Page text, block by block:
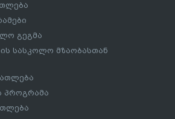
გეგმა
სასკოლო მზაობასთან
პროგრამა